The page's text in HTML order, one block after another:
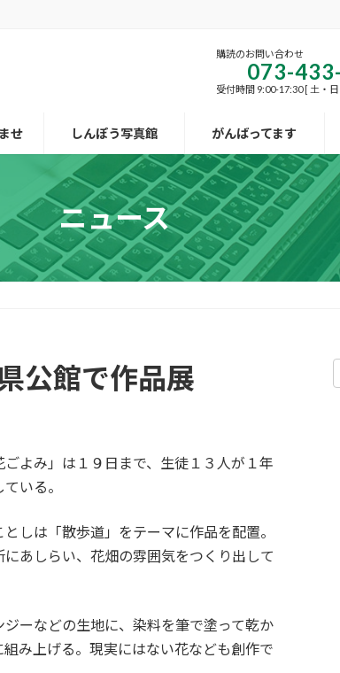
購読のお問い合わせ
073-
受付時間 9:00-17:30 [ 土・
せ しんぽう写真館 がんばってます
ニュース
公館で作品展
よみ」は１９日まで、生徒１３人が１年
いる。
しは「散歩道」をテーマに作品を配置。
あしらい、花畑の雰囲気をつくり出して
ーなどの生地に、染料を筆で塗って乾か
み上げる。現実にはない花なども創作で